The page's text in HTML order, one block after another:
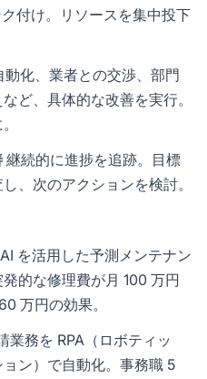
付け。リソースを集中投下
化、業者との交渉、部門
ど、具体的な改善を実行。
継続的に進捗を追跡。目標
、次のアクションを検討。
を活用した予測メンテナン
的な修理費が月 100 万円
万円の効果。
業務を RPA（ロボティッ
ン）で自動化。事務職 5